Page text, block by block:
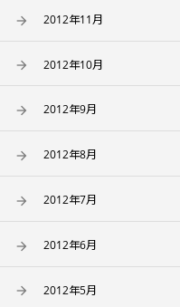
2012年11月
2012年10月
2012年9月
2012年8月
2012年7月
2012年6月
2012年5月